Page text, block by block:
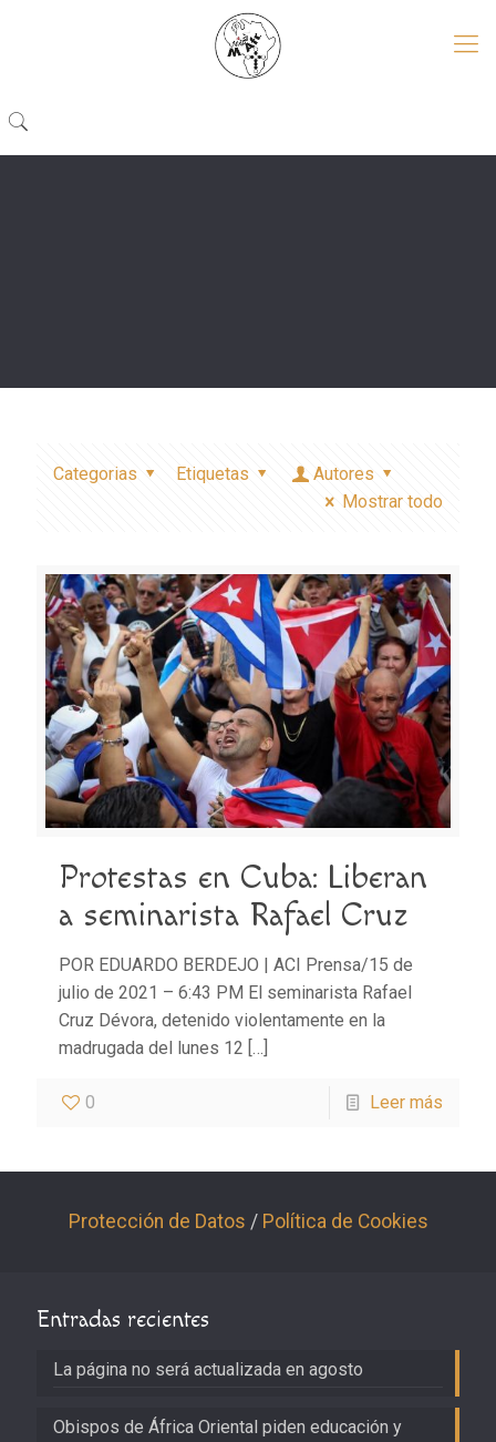
Categorias Etiquetas
Autores
Mostrar todo
Protestas en Cuba: Liberan
a seminarista Rafael Cruz
POR EDUARDO BERDEJO | ACI Prensa/15 de
julio de 2021 – 6:43 PM El seminarista Rafael
Cruz Dévora, detenido violentamente en la
madrugada del lunes 12 […]
0 Leer más
Protección de Datos / Política de Cookies
Entradas recientes
La página no será actualizada en agosto
Obispos de África Oriental piden educación y